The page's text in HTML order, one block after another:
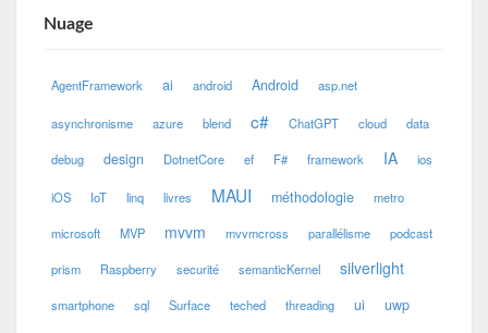
Nuage
AgentFramework ai android Android asp.net
asynchronisme azure blend c# ChatGPT cloud data
debug design DotnetCore ef F# framework IA ios
iOS IoT linq livres MAUI méthodologie metro
microsoft MVP mvvm mvvmcross parallélisme podcast
prism Raspberry securité semanticKernel silverlight
smartphone sql Surface teched threading ui uwp